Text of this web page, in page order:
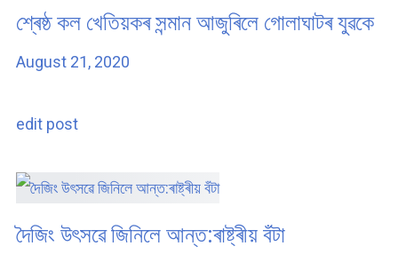
শ্ৰেষ্ঠ কল খেতিয়কৰ সন্মান আজুৰিলে গোলাঘাটৰ যুৱকে
August 21, 2020
edit post
দৈজিং উৎসৱে জিনিলে আন্ত:ৰাষ্ট্ৰীয় বঁটা